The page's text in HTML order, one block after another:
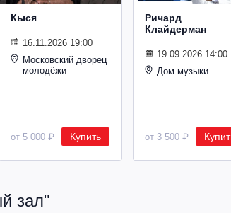
Кыся
16.11.2026 19:00
Московский дворец
молодёжи
от 5 000 ₽ Купить
Ричард
Клайдерман
19.09.2026 14:00
Дом музыки
от 3 500 ₽
зал"